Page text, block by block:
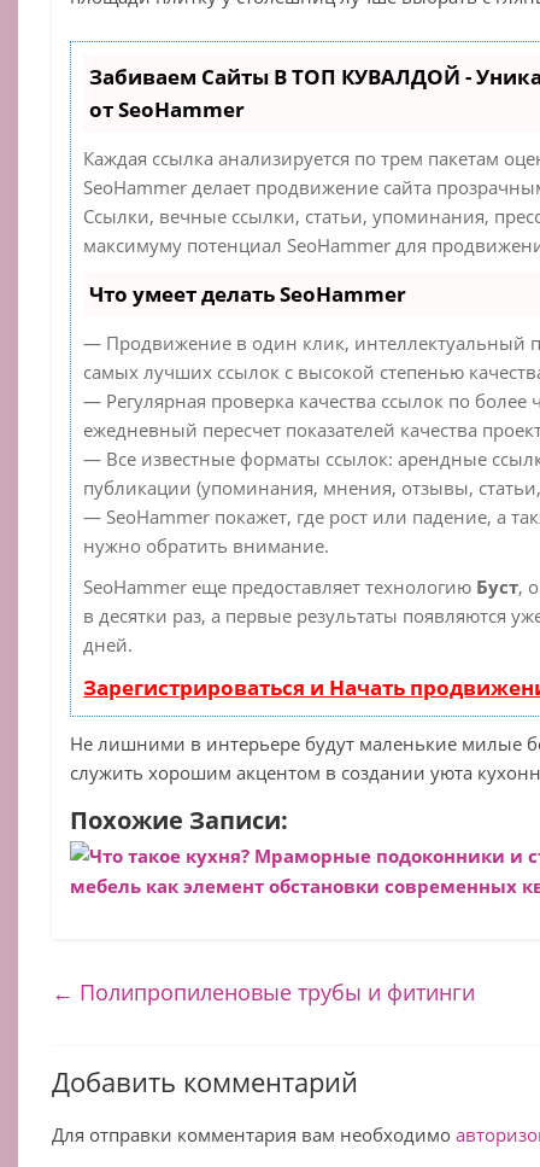
Забиваем Сайты В ТОП КУВАЛДОЙ -
от SeoHammer
Каждая ссылка анализируется по трем пакетам
SeoHammer делает продвижение сайта
Ссылки, вечные ссылки, статьи, упоминания,
максимуму потенциал SeoHammer для
Что умеет делать SeoHammer
— Продвижение в один клик, интеллектуальный
самых лучших ссылок с высокой степенью
— Регулярная проверка качества ссылок по более
ежедневный пересчет показателей качества
— Все известные форматы ссылок: арендные
публикации (упоминания, мнения, отзывы,
— SeoHammer покажет, где рост или падение, а
нужно обратить внимание.
SeoHammer еще предоставляет технологию Буст,
в десятки раз, а первые результаты появляются
дней.
Зарегистрироваться и Начать
Не лишними в интерьере будут маленькие милые
служить хорошим акцентом в создании уюта
Похожие Записи:
Что такое кухня? Мраморные подоконники и
мебель как элемент обстановки современных
← Полипропиленовые трубы и фитинги
Добавить комментарий
Для отправки комментария вам необходимо